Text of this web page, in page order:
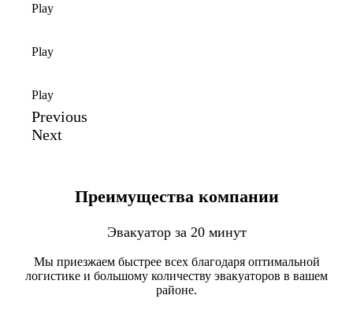
Play
Play
Play
Previous
Next
Преимущества компании
Эвакуатор за 20 минут
Мы приезжаем быстрее всех благодаря оптимальной
логистике и большому количеству эвакуаторов в вашем
районе.